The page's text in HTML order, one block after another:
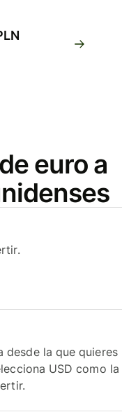
euro a
desde la que quieres
USD como la